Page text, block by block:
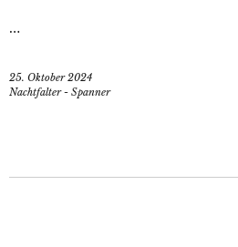
…
25. Oktober 2024
Nachtfalter - Spanner